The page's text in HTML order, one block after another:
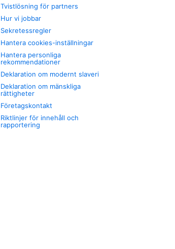
Tvistlösning för partners
Hur vi jobbar
Sekretessregler
Hantera cookies-inställningar
Hantera personliga
rekommendationer
Deklaration om modernt slaveri
Deklaration om mänskliga
rättigheter
Företagskontakt
Riktlinjer för innehåll och
rapportering